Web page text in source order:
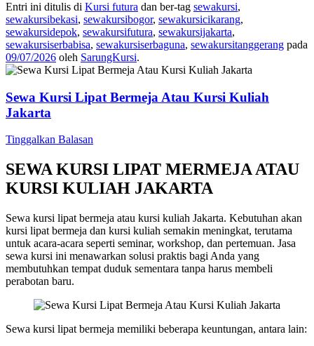
Entri ini ditulis di Kursi futura dan ber-tag sewakursi,
sewakursibekasi, sewakursibogor, sewakursicikarang,
sewakursidepok, sewakursifutura, sewakursijakarta,
sewakursiserbabisa, sewakursiserbaguna, sewakursitanggerang pada
09/07/2026 oleh SarungKursi.
Sewa Kursi Lipat Bermeja Atau Kursi Kuliah
Jakarta
Tinggalkan Balasan
SEWA KURSI LIPAT MERMEJA ATAU
KURSI KULIAH JAKARTA
Sewa kursi lipat bermeja atau kursi kuliah Jakarta. Kebutuhan akan
kursi lipat bermeja dan kursi kuliah semakin meningkat, terutama
untuk acara-acara seperti seminar, workshop, dan pertemuan. Jasa
sewa kursi ini menawarkan solusi praktis bagi Anda yang
membutuhkan tempat duduk sementara tanpa harus membeli
perabotan baru.
Sewa kursi lipat bermeja memiliki beberapa keuntungan, antara lain: